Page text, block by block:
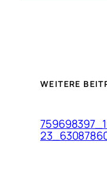
WEITERE